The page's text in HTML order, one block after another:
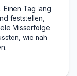
Einen Tag lang
feststellen,
Misserfolge
wie nah